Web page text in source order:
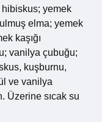
hibiskus; yemek
elma; yemek
kaşığı
vanilya çubuğu;
kuşburnu,
ve vanilya
Üzerine sıcak su